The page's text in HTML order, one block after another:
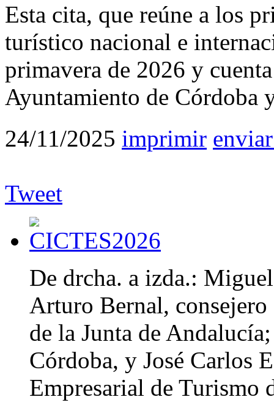
Esta cita, que reúne a los
turístico nacional e
primavera de 2026 y
Ayuntamiento de Córdoba
24/11/2025 imprimir
Tweet
De drcha. a izda.:
Arturo Bernal,
de la Junta de
Córdoba, y José Carlos
Empresarial de Turismo